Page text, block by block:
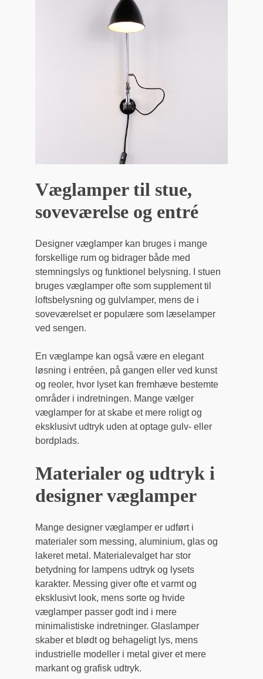
Væglamper til stue,
soveværelse og entré
Designer væglamper kan bruges i mange
forskellige rum og bidrager både med
stemningslys og funktionel belysning. I stuen
bruges væglamper ofte som supplement til
loftsbelysning og gulvlamper, mens de i
soveværelset er populære som læselamper
ved sengen.
En væglampe kan også være en elegant
løsning i entréen, på gangen eller ved kunst
og reoler, hvor lyset kan fremhæve bestemte
områder i indretningen. Mange vælger
væglamper for at skabe et mere roligt og
eksklusivt udtryk uden at optage gulv- eller
bordplads.
Materialer og udtryk i
designer væglamper
Mange designer væglamper er udført i
materialer som messing, aluminium, glas og
lakeret metal. Materialevalget har stor
betydning for lampens udtryk og lysets
karakter. Messing giver ofte et varmt og
eksklusivt look, mens sorte og hvide
væglamper passer godt ind i mere
minimalistiske indretninger. Glaslamper
skaber et blødt og behageligt lys, mens
industrielle modeller i metal giver et mere
markant og grafisk udtryk.